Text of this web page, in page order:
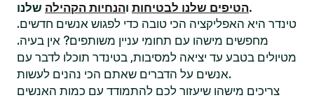
הטיפים שלנו לבטיחות והנחיות הקהילה
שלנו.
טינדר היא האפליקציה הכי טובה כדי לפגוש אנשים חדשים.
מחפשים מישהו עם תחומי עניין משותפים? אין בעיה.
מטיולים בטבע עד יציאה למסיבות, בטינדר תוכלו לדבר עם
אנשים על הדברים שאתם הכי נהנים לעשות.
צריכים מישהו שיעזור לכם להתמודד עם כמות האנשים